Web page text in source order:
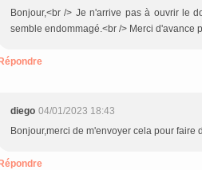
Bonjour,<br /> Je n'arrive pas à ouvrir le
semble endommagé.<br /> Merci d'avance
Répondre
diego 04/01/2023 18:43
Bonjour,merci de m'envoyer cela pour faire
Répondre